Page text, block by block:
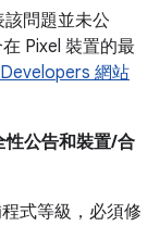
問題並未公
Pixel 裝置的最
網站
性公告和裝置/合
式等級，必須修